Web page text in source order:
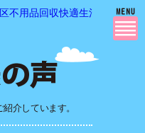
不用品回収快適生活の 不用
介しています。